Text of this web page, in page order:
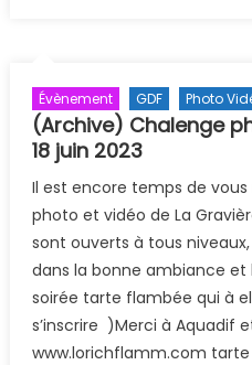
Évènement GDF Photo
(Archive) Chalenge
18 juin 2023
Il est encore temps de
photo et vidéo de La
sont ouverts à tous
dans la bonne ambiance
soirée tarte flambée qui à
s’inscrire )Merci à Aquadif
www.lorichflamm.com